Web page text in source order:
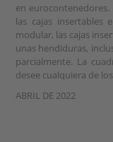
en eurocontenedores.
las cajas insertables
modular, las cajas
unas hendiduras,
parcialmente. La
desee cualquiera de
ABRIL DE 2022